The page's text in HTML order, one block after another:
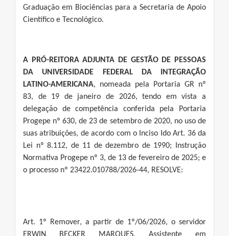
Graduação em Biociências para a Secretaria de Apoio
Científico e Tecnológico.
A PRÓ-REITORA ADJUNTA DE GESTÃO DE PESSOAS
DA UNIVERSIDADE FEDERAL DA INTEGRAÇÃO
LATINO-AMERICANA, nomeada pela Portaria GR nº
83, de 19 de janeiro de 2026, tendo em vista a
delegação de competência conferida pela Portaria
Progepe nº 630, de 23 de setembro de 2020, no uso de
suas atribuições, de acordo com o Inciso Ido Art. 36 da
Lei nº 8.112, de 11 de dezembro de 1990; Instrução
Normativa Progepe nº 3, de 13 de fevereiro de 2025; e
o processo nº 23422.010788/2026-44, RESOLVE:
Art. 1º Remover, a partir de 1º/06/2026, o servidor